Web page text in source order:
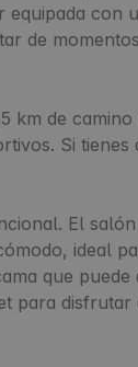
con
de
km de
Si
El
ideal
que
para